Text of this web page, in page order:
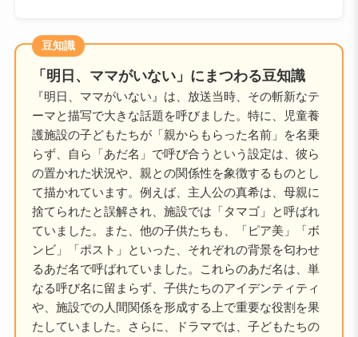
豆知識
「明日、ママがいない」にまつわる豆知識
『明日、ママがいない』は、放送当時、その斬新なテ
ーマと描写で大きな話題を呼びました。特に、児童養
護施設の子どもたちが「親からもらった名前」を名乗
らず、自ら「あだ名」で呼び合うという設定は、彼ら
の置かれた状況や、親との関係性を象徴するものとし
て描かれています。例えば、主人公の真希は、母親に
捨てられたと誤解され、施設では「タマゴ」と呼ばれ
ていました。また、他の子供たちも、「ピア美」「ボ
ンビ」「ポスト」といった、それぞれの背景を匂わせ
るあだ名で呼ばれていました。これらのあだ名は、単
なる呼び名に留まらず、子供たちのアイデンティティ
や、施設での人間関係を形成する上で重要な役割を果
たしていました。さらに、ドラマでは、子どもたちの